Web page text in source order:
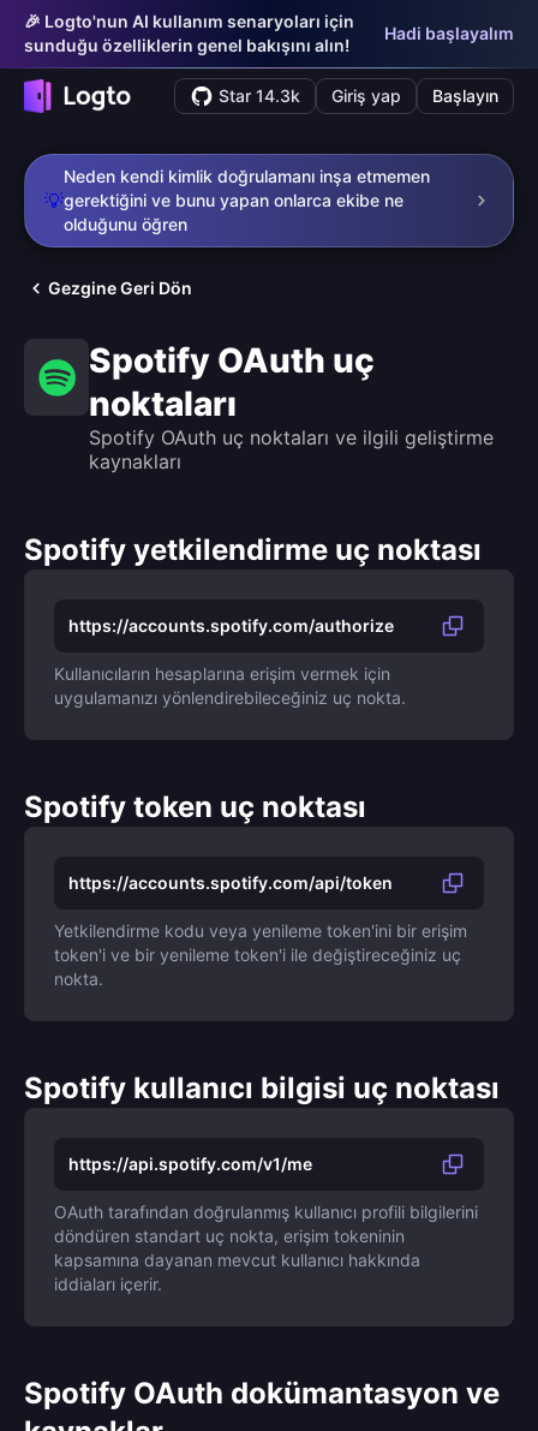
🎉 Logto'nun AI kullanım senaryoları için
sunduğu özelliklerin genel bakışını alın!
Hadi başlayalım
Star 14.3k Giriş yap Başlayın
💡
Neden kendi kimlik doğrulamanı inşa etmemen
gerektiğini ve bunu yapan onlarca ekibe ne
olduğunu öğren
Gezgine Geri Dön
Spotify OAuth uç
noktaları
Spotify OAuth uç noktaları ve ilgili geliştirme
kaynakları
Spotify yetkilendirme uç noktası
https://accounts.spotify.com/authorize
Kullanıcıların hesaplarına erişim vermek için
uygulamanızı yönlendirebileceğiniz uç nokta.
Spotify token uç noktası
https://accounts.spotify.com/api/token
Yetkilendirme kodu veya yenileme token'ini bir erişim
token'i ve bir yenileme token'i ile değiştireceğiniz uç
nokta.
Spotify kullanıcı bilgisi uç noktası
https://api.spotify.com/v1/me
OAuth tarafından doğrulanmış kullanıcı profili bilgilerini
döndüren standart uç nokta, erişim tokeninin
kapsamına dayanan mevcut kullanıcı hakkında
iddiaları içerir.
Spotify OAuth dokümantasyon ve